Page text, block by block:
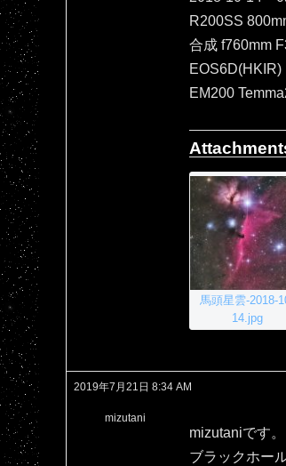
R200SS
合成 f760mm
EM200
馬頭星雲-2018-
14.jpg
2019年7月21日 8:34 AM
mizutani
mizutaniです。
ブラックホー